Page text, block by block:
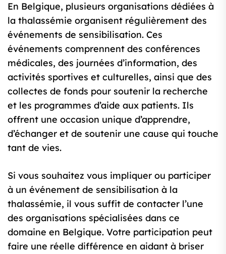
En Belgique, plusieurs organisations dédiées à
la thalassémie organisent régulièrement des
événements de sensibilisation. Ces
événements comprennent des conférences
médicales, des journées d’information, des
activités sportives et culturelles, ainsi que des
collectes de fonds pour soutenir la recherche
et les programmes d’aide aux patients. Ils
offrent une occasion unique d’apprendre,
d’échanger et de soutenir une cause qui touche
tant de vies.
Si vous souhaitez vous impliquer ou participer
à un événement de sensibilisation à la
thalassémie, il vous suffit de contacter l’une
des organisations spécialisées dans ce
domaine en Belgique. Votre participation peut
faire une réelle différence en aidant à briser